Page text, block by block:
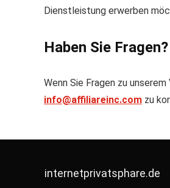
Dienstleistung erwerben
Haben Sie Fragen?
Wenn Sie Fragen zu
info@affiliareinc.com zu
internetprivatsphare.de